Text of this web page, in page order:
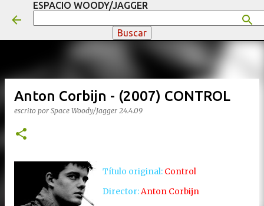
Ir al contenido principal
ESPACIO WOODY/JAGGER
Anton Corbijn - (2007) CONTROL
escrito por Space Woody/Jagger 24.4.09
Título original: Control
Director:Anton Corbijn